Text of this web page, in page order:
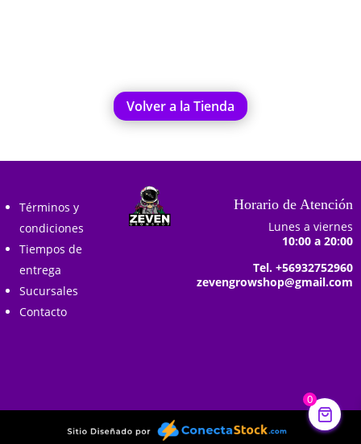
Volver a la Tienda
Términos y
condiciones
Tiempos de
entrega
Sucursales
Contacto
Horario de Atención
Lunes a viernes
10:00 a 20:00
Tel. +56932752960
zevengrowshop@gmail.com
0